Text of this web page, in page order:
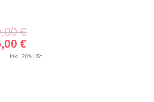
€Ursprünglicher
Preis
war:
€
Aktueller
Preis
ist:
inkl. 20% USt.